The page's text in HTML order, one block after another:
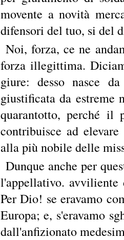
movente a novità
difensori del tuo, si del
Noi, forza, ce ne
forza illegittima.
giure: desso nasce
giustificata da estreme
quarantotto, perché
contribuisce ad
alla più nobile delle
Dunque anche per
l'appellativo.
Per Dio! se eravamo
Europa; e, s'eravamo
dall'anfizionato